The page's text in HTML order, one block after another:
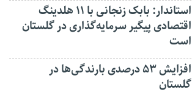
استاندار: بابک زنجانی با ۱۱ هلدینگ
اقتصادی پیگیر سرمایه‌گذاری در گلستان
است
افزایش ۵۳ درصدی بارندگی‌ها در
گلستان